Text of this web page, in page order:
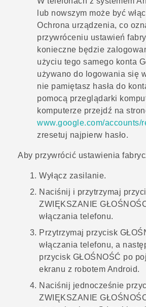
lub nowszym może być
Ochrona urządzenia, co
przywróceniu ustawień
konieczne będzie
użyciu tego samego konta
używano do logowania się
nie pamiętasz hasła do
pomocą przeglądarki
komputerze przejdź na
www.google.com/accounts/
zresetuj najpierw hasło.
Aby przywrócić ustawienia
Wyłącz zasilanie.
Naciśnij i przytrzymaj
ZWIĘKSZANIE
włączania telefonu.
Przytrzymaj przycisk
włączania telefonu, a
przycisk GŁOŚNOŚĆ po
ekranu z robotem Android.
Naciśnij jednocześnie
ZWIĘKSZANIE